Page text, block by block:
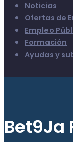
Noticias
Ofertas de
Empleo
Formación
Ayudas y
Bet9Ja